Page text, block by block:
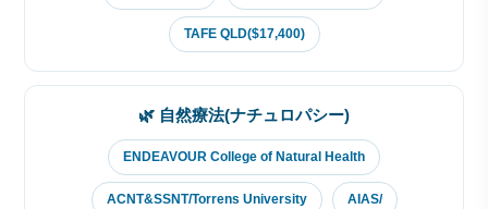
TAFE QLD($17,400)
🌿 自然療法(ナチュロパシー)
ENDEAVOUR College of Natural Health
ACNT&SSNT/Torrens University AIAS/